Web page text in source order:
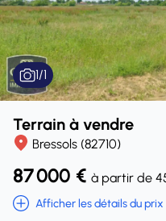
1/1
Terrain à vendre
Bressols (82710)
87 000 € à partir de
Afficher les détails du prix